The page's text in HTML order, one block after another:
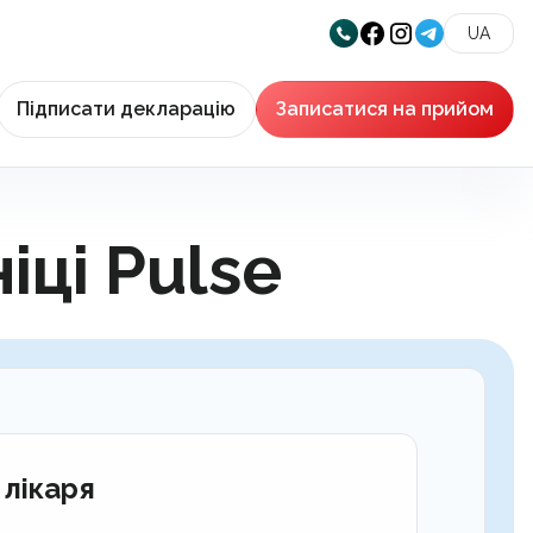
UA
Підписати декларацію Записатися на прийом
Pulse